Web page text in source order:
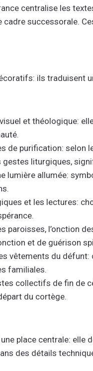
centralise les
cadre successorale.
ils traduisent
et théologique:
de purification: selon
liturgiques,
lumière allumée:
et les lectures:
paroisses, l’onction
et de guérison
vêtements du
familiales.
collectifs de fin de
du cortège.
place centrale:
des détails